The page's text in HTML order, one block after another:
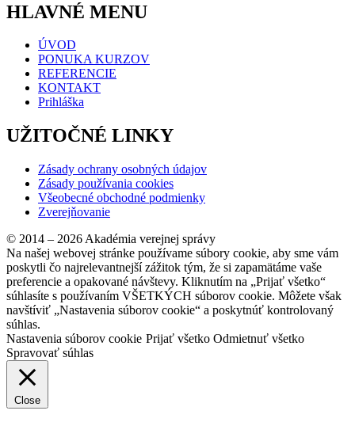
HLAVNÉ MENU
ÚVOD
PONUKA KURZOV
REFERENCIE
KONTAKT
Prihláška
UŽITOČNÉ LINKY
Zásady ochrany osobných údajov
Zásady používania cookies
Všeobecné obchodné podmienky
Zverejňovanie
© 2014 – 2026 Akadémia verejnej správy
Na našej webovej stránke používame súbory cookie, aby sme vám
poskytli čo najrelevantnejší zážitok tým, že si zapamätáme vaše
preferencie a opakované návštevy. Kliknutím na „Prijať všetko“
súhlasíte s používaním VŠETKÝCH súborov cookie. Môžete však
navštíviť „Nastavenia súborov cookie“ a poskytnúť kontrolovaný
súhlas.
Nastavenia súborov cookie Prijať všetko Odmietnuť všetko
Spravovať súhlas
Close